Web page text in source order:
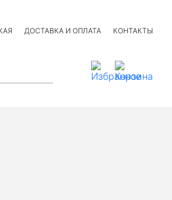
ДОСТАВКА И ОПЛАТА КОНТАКТЫ